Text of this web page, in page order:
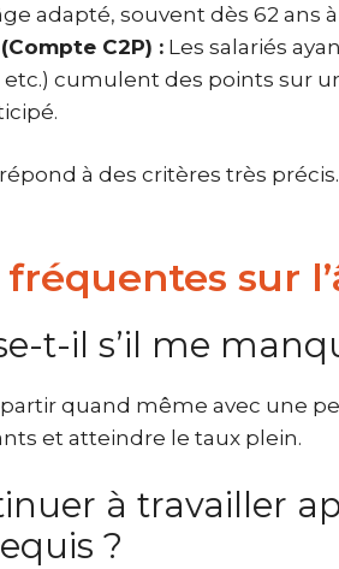
adapté, souvent dès 62 ans
C2P) : Les salariés
cumulent des points sur
à des critères très
sur
t-il s’il me
partir quand même avec une
et atteindre le taux plein.
à travailler
?